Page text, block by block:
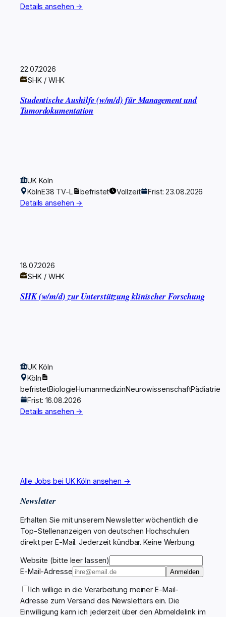
Details ansehen →
22.07.2026
SHK / WHK
Studentische Aushilfe (w/m/d) für Management und
Tumordokumentation
UK Köln
KölnE38 TV-L befristet Vollzeit
Frist: 23.08.2026
Details ansehen →
18.07.2026
SHK / WHK
SHK (w/m/d) zur Unterstützung klinischer Forschung
UK Köln
Köln
befristetBiologieHumanmedizinNeurowissenschaftPädiatrie
Frist: 16.08.2026
Details ansehen →
Alle Jobs bei UK Köln ansehen →
Newsletter
Erhalten Sie mit unserem Newsletter wöchentlich die
Top-Stellenanzeigen von deutschen Hochschulen
direkt per E-Mail. Jederzeit kündbar. Keine Werbung.
Website (bitte leer lassen)
E-Mail-Adresse
Anmelden
Ich willige in die Verarbeitung meiner E-Mail-
Adresse zum Versand des Newsletters ein. Die
Einwilligung kann ich jederzeit über den Abmeldelink im